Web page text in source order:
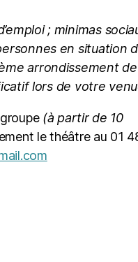
; minimas
en situation
arrondissement de
lors de votre
(à partir de 10
le théâtre au 01